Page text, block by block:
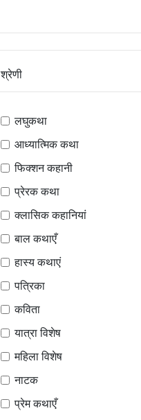
श्रेणी
लघुकथा
आध्यात्मिक कथा
फिक्शन कहानी
प्रेरक कथा
क्लासिक कहानियां
बाल कथाएँ
हास्य कथाएं
पत्रिका
कविता
यात्रा विशेष
महिला विशेष
नाटक
प्रेम कथाएँ